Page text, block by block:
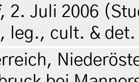
, 2. Juli 2006
leg., cult. & det.